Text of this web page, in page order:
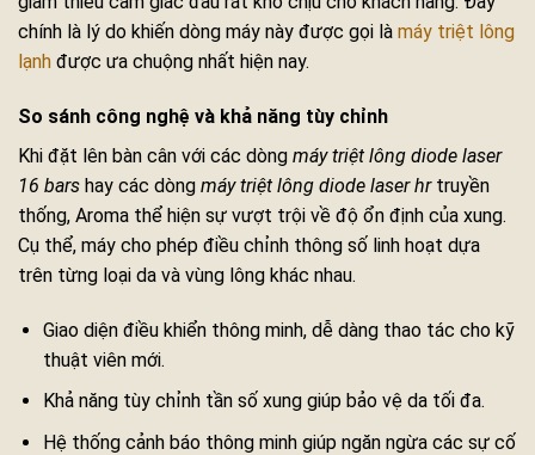
chính là lý do khiến dòng máy này được gọi là máy triệt lông
lạnh được ưa chuộng nhất hiện nay.
So sánh công nghệ và khả năng tùy chỉnh
Khi đặt lên bàn cân với các dòng máy triệt lông diode laser
16 bars hay các dòng máy triệt lông diode laser hrtruyền
thống, Aroma thể hiện sự vượt trội về độ ổn định của xung.
Cụ thể, máy cho phép điều chỉnh thông số linh hoạt dựa
trên từng loại da và vùng lông khác nhau.
Giao diện điều khiển thông minh, dễ dàng thao tác cho kỹ
thuật viên mới.
Khả năng tùy chỉnh tần số xung giúp bảo vệ da tối đa.
Hệ thống cảnh báo thông minh giúp ngăn ngừa các sự cố